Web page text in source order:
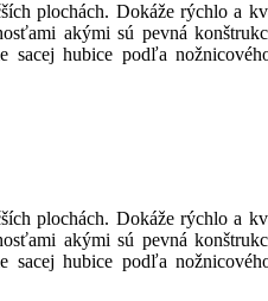
plochách. Dokáže rýchlo
akými sú pevná
hubice podľa
plochách. Dokáže rýchlo
akými sú pevná
hubice podľa